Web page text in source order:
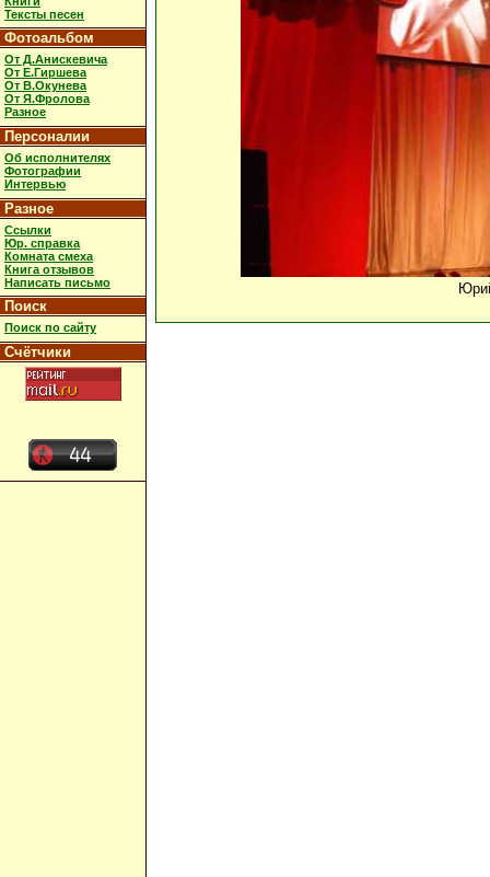
Тексты песен
Фотоальбом
От Д.Анискевича
От Е.Гиршева
От В.Окунева
От Я.Фролова
Разное
Персоналии
Об исполнителях
Фотографии
Интервью
Разное
Ссылки
Юр. справка
Комната смеха
Книга отзывов
Написать письмо
Поиск
Поиск по сайту
Счётчики